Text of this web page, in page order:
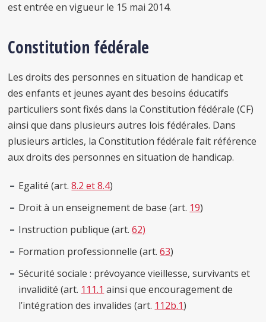
est entrée en vigueur le 15 mai 2014.
Constitution fédérale
Les droits des personnes en situation de handicap et
des enfants et jeunes ayant des besoins éducatifs
particuliers sont fixés dans la Constitution fédérale (CF)
ainsi que dans plusieurs autres lois fédérales. Dans
plusieurs articles, la Constitution fédérale fait référence
aux droits des personnes en situation de handicap.
Egalité (art.8.2 et 8.4)
Droit à un enseignement de base (art. 19)
Instruction publique (art.62)
Formation professionnelle (art.63)
Sécurité sociale : prévoyance vieillesse, survivants et
invalidité (art. 111.1 ainsi que encouragement de
l’intégration des invalides (art. 112b.1)